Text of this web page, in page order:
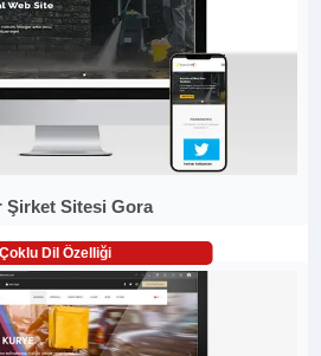
Şirket Sitesi Gora
Çoklu Dil Özelliği